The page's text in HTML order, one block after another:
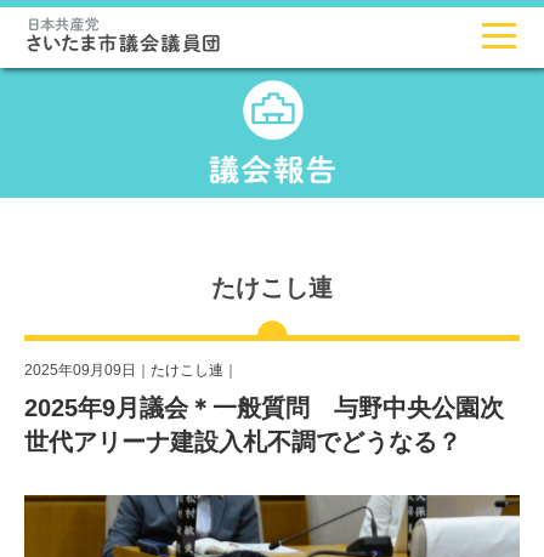
たけこし連
2025年09月09日｜ たけこし連
2025年9月議会＊一般質問 与野中央公園次
世代アリーナ建設入札不調でどうなる？